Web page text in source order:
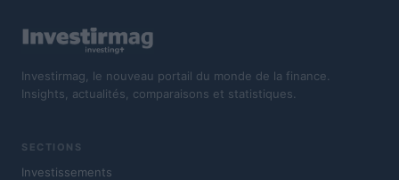
Investirmag, le nouveau portail du monde de la finance.
Insights, actualités, comparaisons et statistiques.
SECTIONS
Investissements